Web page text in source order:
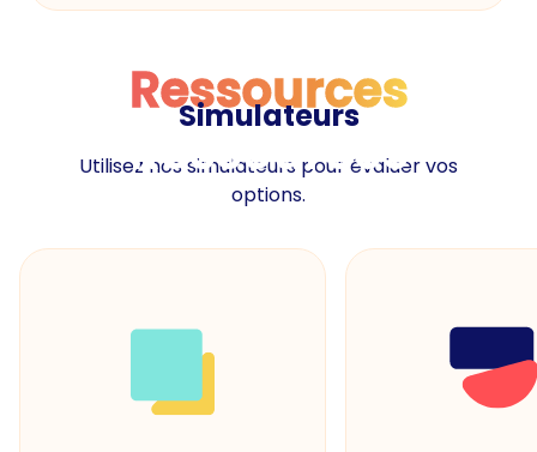
Ressources
Ressources
Simulateurs
Utilisez nos simulateurs pour évaluer vos
options.